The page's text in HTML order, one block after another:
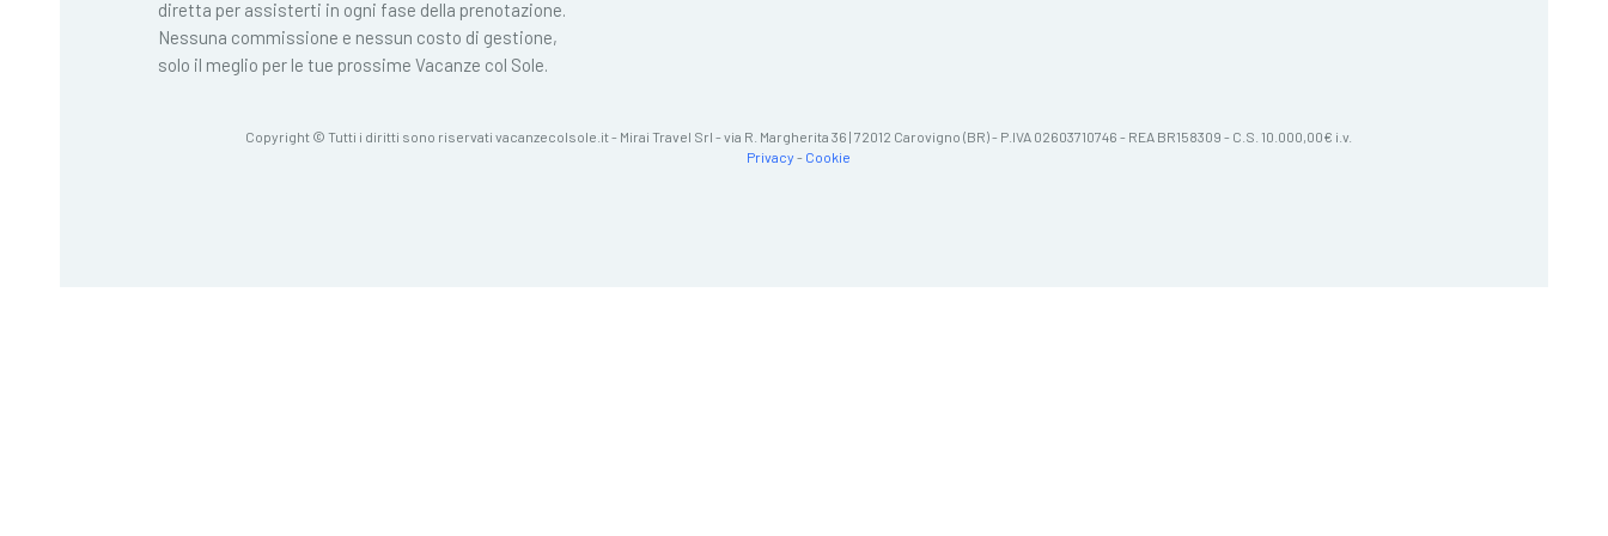
diretta per assisterti in ogni fase della prenotazione.
Nessuna commissione e nessun costo di gestione,
solo il meglio per le tue prossime Vacanze col Sole.
Copyright © Tutti i diritti sono riservati vacanzecolsole.it - Mirai Travel Srl - via R. Margherita 36 | 72012 Carovigno (BR) - P.IVA 02603710746 - REA BR158309 - C.S. 10.000,00€ i.v.
Privacy - Cookie